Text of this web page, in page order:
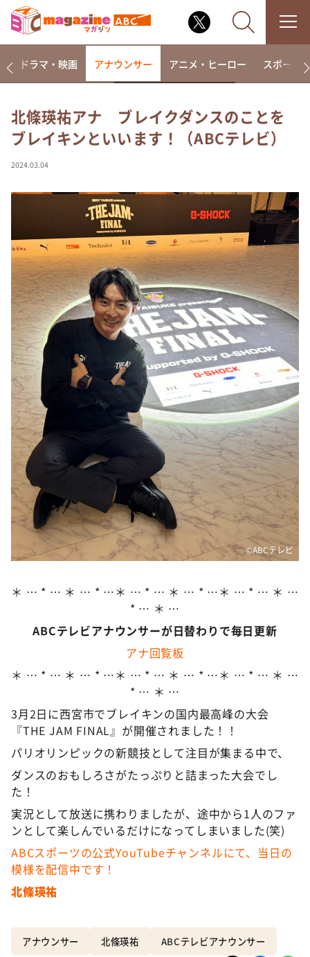
なるみ・岡村の過ぎるTV
相席食堂
～人生密着トークバラエティ！～ やすとものいたっ
て真剣です
探偵！ナイトスクープ
news おかえり
河合＆A.B.C-Z塚田×福井アナ「なんでやねん！？」
（news おかえり）
DAIGOも台所 ～きょうの献立 何にする？～
本日はダイアンなり！シーズン２
朝だ！生です旅サラダ
教えて！ニュースライブ 正義のミカタ
ＬＩＦＥ～夢のカタチ～
新婚さんいらっしゃい！
ポツンと一軒家
ぺこぱのまるスポ
アナ回覧板
ドラマ・映画 アナウンサー アニメ・ヒーロー スポーツ
北條瑛祐アナ ブレイクダンスのことを
ブレイキンといいます！（ABCテレビ）
2024.03.04
©️ABCテレビ
＊ … * … ＊ … * …＊ … * … ＊ … * …＊ … * … ＊ …
* … ＊ …
ABCテレビアナウンサーが日替わりで毎日更新
アナ回覧板
＊ … * … ＊ … * …＊ … * … ＊ … * …＊ … * … ＊ …
* … ＊ …
3月2日に西宮市でブレイキンの国内最高峰の大会
『THE JAM FINAL』が開催されました！！
パリオリンピックの新競技として注目が集まる中で、
ダンスのおもしろさがたっぷりと詰まった大会でし
た！
実況として放送に携わりましたが、途中から1人のファ
ンとして楽しんでいるだけになってしまいました(笑)
ABCスポーツの公式YouTubeチャンネルにて、当日の
模様を配信中です！
北條瑛祐
アナウンサー 北條瑛祐 ABCテレビアナウンサー